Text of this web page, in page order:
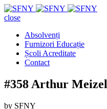
close
Absolvenți
Furnizori Educație
Școli Acreditate
Contact
#358 Arthur Meizel
by SFNY